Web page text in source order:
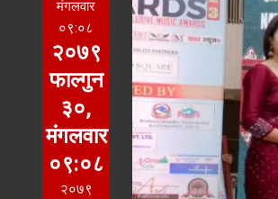
मंगलवार
०९:०८
२०७९
फाल्गुन
३०,
मंगलवार
०९:०८
२०७९